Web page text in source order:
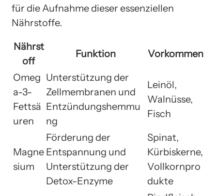
für die Aufnahme dieser essenziellen
Nährstoffe.
Nährst
off
Funktion Vorkommen
Omeg
a-3-
Fettsä
uren
Unterstützung der
Zellmembranen und
Entzündungshemmu
ng
Leinöl,
Walnüsse,
Fisch
Magne
sium
Förderung der
Entspannung und
Unterstützung der
Detox-Enzyme
Spinat,
Kürbiskerne,
Vollkornpro
dukte